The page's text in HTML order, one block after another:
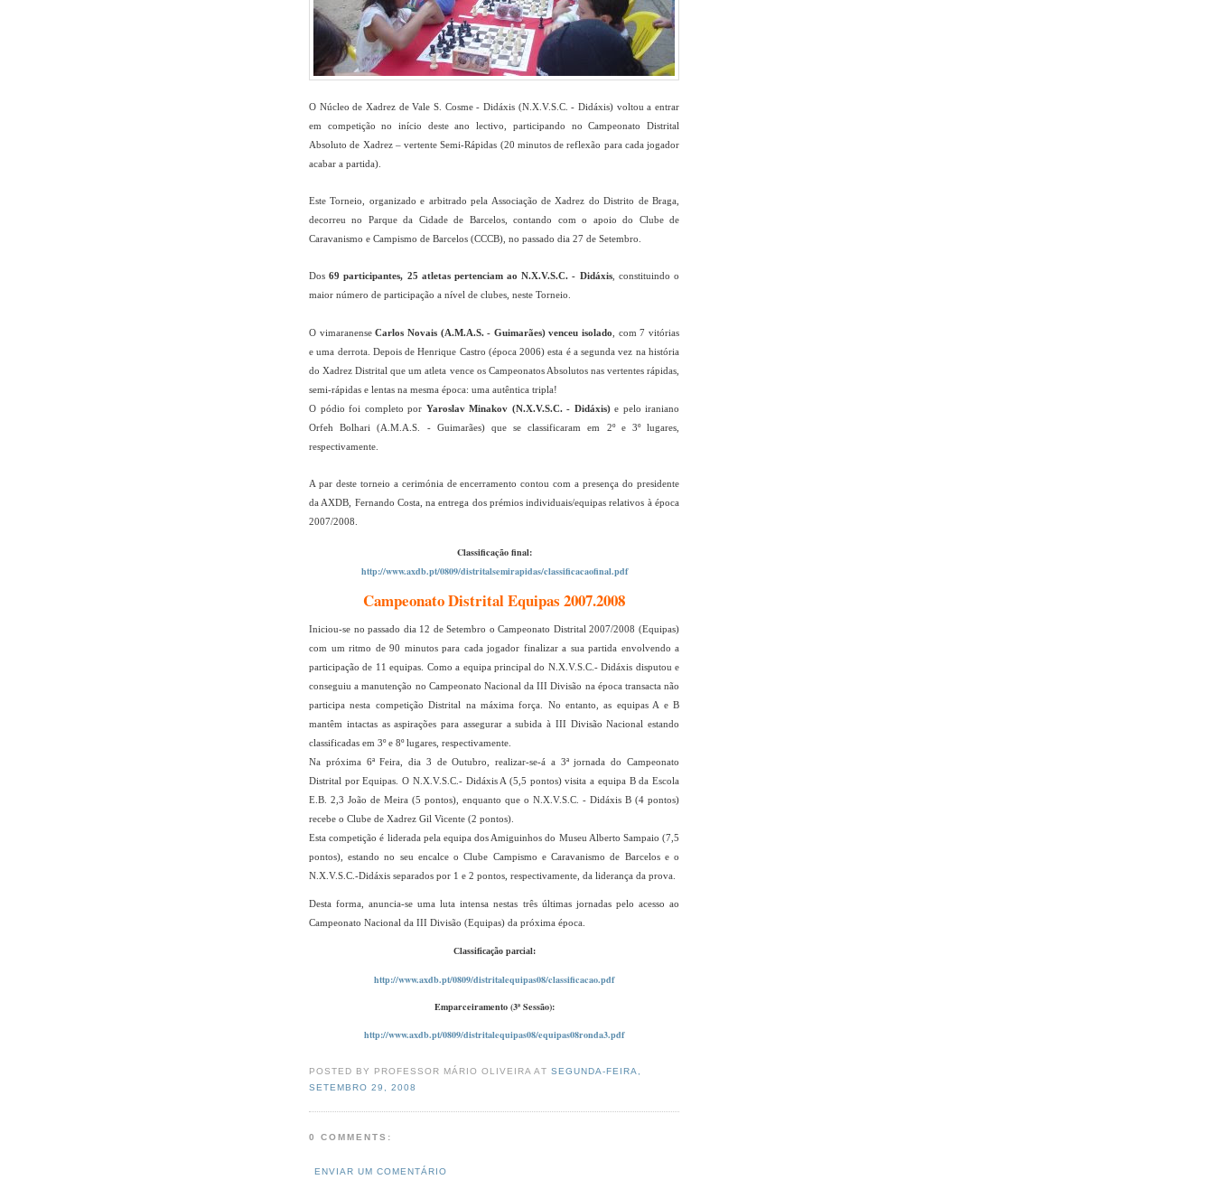
O Núcleo de Xadrez de Vale S. Cosme - Didáxis (N.X.V.S.C. - Didáxis) voltou a entrar
em competição no início deste ano lectivo, participando no Campeonato Distrital
Absoluto de Xadrez – vertente Semi-Rápidas (20 minutos de reflexão para cada jogador
acabar a partida).
Este Torneio, organizado e arbitrado pela Associação de Xadrez do Distrito de Braga,
decorreu no Parque da Cidade de Barcelos, contando com o apoio do Clube de
Caravanismo e Campismo de Barcelos (CCCB), no passado dia 27 de Setembro.
Dos69 participantes, 25 atletas pertenciam ao N.X.V.S.C. - Didáxis, constituindo o
maior número de participação a nível de clubes, neste Torneio.
O vimaranenseCarlos Novais (A.M.A.S. - Guimarães) venceu isolado , com 7 vitórias
e uma derrota. Depois de Henrique Castro (época 2006) esta é a segunda vez na história
do Xadrez Distrital que um atleta vence os Campeonatos Absolutos nas vertentes rápidas,
semi-rápidas e lentas na mesma época: uma autêntica tripla!
O pódio foi completo por Yaroslav Minakov (N.X.V.S.C. - Didáxis)e pelo iraniano
Orfeh Bolhari (A.M.A.S. - Guimarães) que se classificaram em 2º e 3º lugares,
respectivamente.
A par deste torneio a cerimónia de encerramento contou com a presença do presidente
da AXDB, Fernando Costa, na entrega dos prémios individuais/equipas relativos à época
2007/2008.
Classificação final:
http://www.axdb.pt/0809/distritalsemirapidas/classificacaofinal.pdf
Campeonato Distrital Equipas 2007.2008
Iniciou-se no passado dia 12 de Setembro o Campeonato Distrital 2007/2008 (Equipas)
com um ritmo de 90 minutos para cada jogador finalizar a sua partida envolvendo a
participação de 11 equipas. Como a equipa principal do N.X.V.S.C.- Didáxis disputou e
conseguiu a manutenção no Campeonato Nacional da III Divisão na época transacta não
participa nesta competição Distrital na máxima força. No entanto, as equipas A e B
mantêm intactas as aspirações para assegurar a subida à III Divisão Nacional estando
classificadas em 3º e 8º lugares, respectivamente.
Na próxima 6ª Feira, dia 3 de Outubro, realizar-se-á a 3ª jornada do Campeonato
Distrital por Equipas. O N.X.V.S.C.- Didáxis A (5,5 pontos) visita a equipa B da Escola
E.B. 2,3 João de Meira (5 pontos), enquanto que o N.X.V.S.C. - Didáxis B (4 pontos)
recebe o Clube de Xadrez Gil Vicente (2 pontos).
Esta competição é liderada pela equipa dos Amiguinhos do Museu Alberto Sampaio (7,5
pontos), estando no seu encalce o Clube Campismo e Caravanismo de Barcelos e o
N.X.V.S.C.-Didáxis separados por 1 e 2 pontos, respectivamente, da liderança da prova.
Desta forma, anuncia-se uma luta intensa nestas três últimas jornadas pelo acesso ao
Campeonato Nacional da III Divisão (Equipas) da próxima época.
Classificação parcial:
http://www.axdb.pt/0809/distritalequipas08/classificacao.pdf
Emparceiramento (3ª Sessão):
http://www.axdb.pt/0809/distritalequipas08/equipas08ronda3.pdf
POSTED BY PROFESSOR MÁRIO OLIVEIRA AT SEGUNDA-FEIRA,
SETEMBRO 29, 2008
0 COMMENTS:
ENVIAR UM COMENTÁRIO